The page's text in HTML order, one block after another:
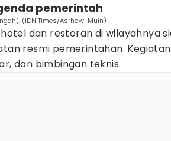
pemerintah
(IDN Times/Asrhawi Muin)
hotel dan restoran di wilayahnya
resmi pemerintahan.
dan bimbingan teknis.